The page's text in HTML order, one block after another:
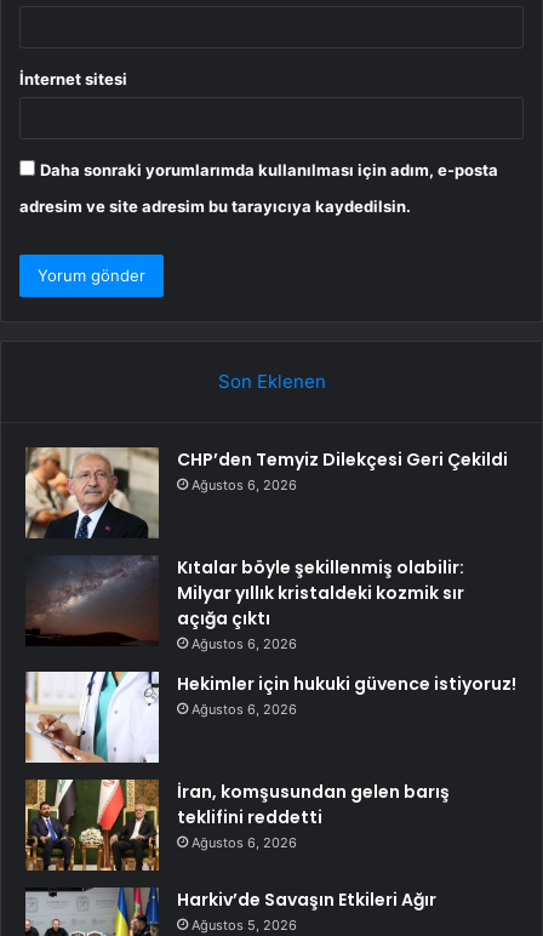
İnternet sitesi
Daha sonraki yorumlarımda kullanılması için adım, e-posta
adresim ve site adresim bu tarayıcıya kaydedilsin.
Son Eklenen
CHP’den Temyiz Dilekçesi Geri Çekildi
Ağustos 6, 2026
Kıtalar böyle şekillenmiş olabilir:
Milyar yıllık kristaldeki kozmik sır
açığa çıktı
Ağustos 6, 2026
Hekimler için hukuki güvence istiyoruz!
Ağustos 6, 2026
İran, komşusundan gelen barış
teklifini reddetti
Ağustos 6, 2026
Harkiv’de Savaşın Etkileri Ağır
Ağustos 5, 2026